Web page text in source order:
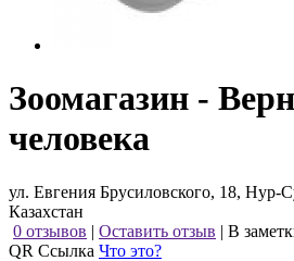
Зоомагазин -
человека
ул. Евгения Брусиловского, 18, Нур-
Казахстан
0 отзывов | Оставить отзыв | В
QR Ссылка Что это?